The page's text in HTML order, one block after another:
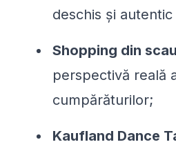
deschis și
Shopping din
perspectivă reală
cumpărăturilor;
Kaufland Dance